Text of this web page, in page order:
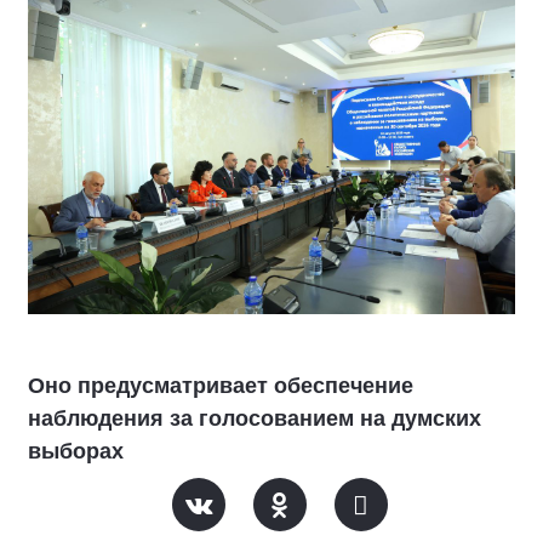
Оно предусматривает обеспечение
наблюдения за голосованием на думских
выборах